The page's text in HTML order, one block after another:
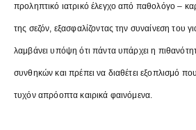
προληπτικό ιατρικό έλεγχο από παθολόγο –
της σεζόν, εξασφαλίζοντας την συναίνεση του
λαμβάνει υπόψη ότι πάντα υπάρχει η
συνθηκών και πρέπει να διαθέτει εξοπλισμό
τυχόν απρόοπτα καιρικά φαινόμενα.